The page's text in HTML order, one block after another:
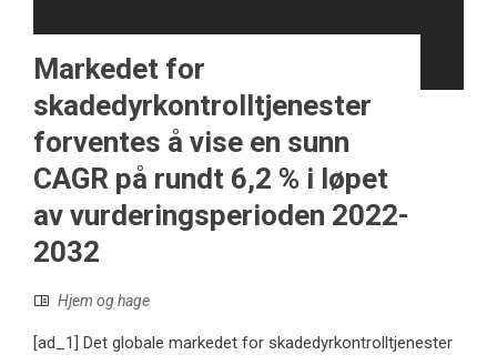
Markedet for
skadedyrkontrolltjenester
forventes å vise en sunn
CAGR på rundt 6,2 % i løpet
av vurderingsperioden 2022-
2032
Hjem og hage
[ad_1] Det globale markedet for skadedyrkontrolltjenester